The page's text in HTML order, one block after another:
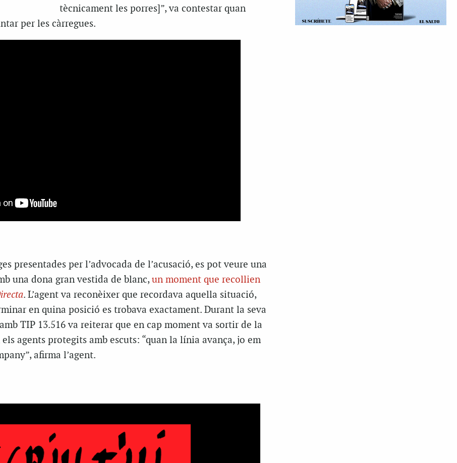
tècnicament les porres]”, va contestar quan
per les càrregues.
presentades per l’advocada de l’acusació, es pot veure una
una dona gran vestida de blanc, un moment que recollien
. L’agent va reconèixer que recordava aquella situació,
en quina posició es trobava exactament. Durant la seva
TIP 13.516 va reiterar que en cap moment va sortir de la
agents protegits amb escuts: “quan la línia avança, jo em
afirma l’agent.